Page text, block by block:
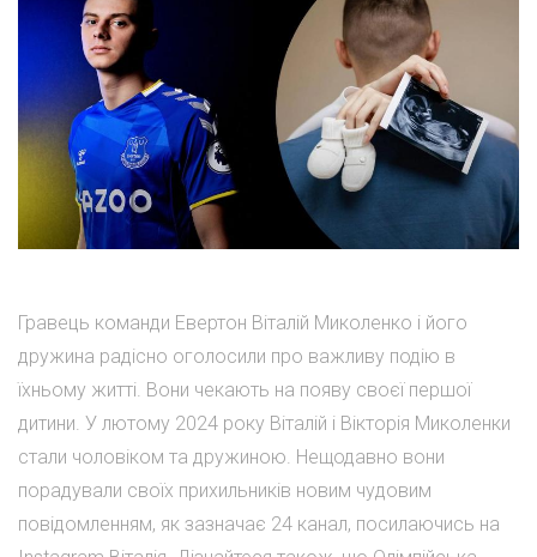
Гравець команди Евертон Віталій Миколенко і його
дружина радісно оголосили про важливу подію в
їхньому житті. Вони чекають на появу своєї першої
дитини. У лютому 2024 року Віталій і Вікторія Миколенки
стали чоловіком та дружиною. Нещодавно вони
порадували своїх прихильників новим чудовим
повідомленням, як зазначає 24 канал, посилаючись на